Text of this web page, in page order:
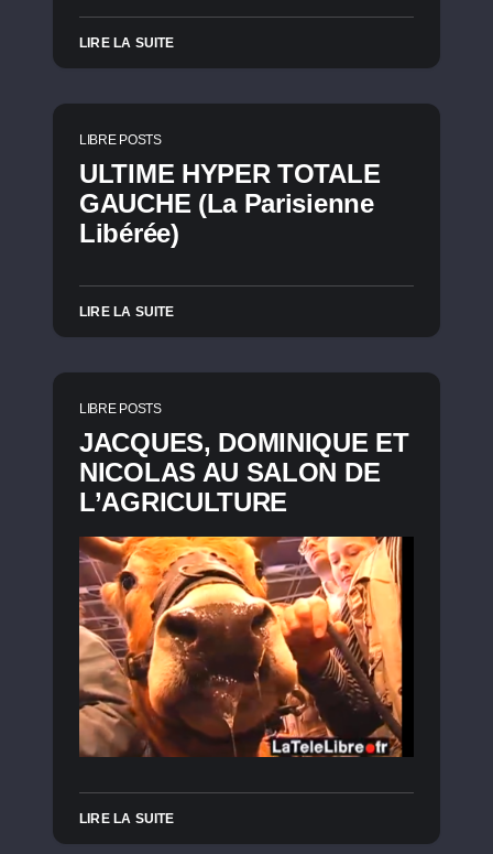
LIRE LA SUITE
LIBRE POSTS
ULTIME HYPER TOTALE
GAUCHE (La Parisienne
Libérée)
LIRE LA SUITE
LIBRE POSTS
JACQUES, DOMINIQUE ET
NICOLAS AU SALON DE
L’AGRICULTURE
LIRE LA SUITE